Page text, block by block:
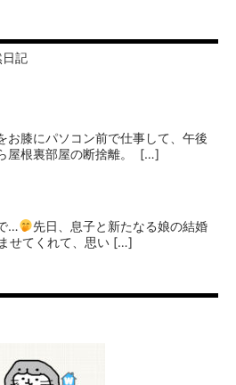
日記
お膝にパソコン前で仕事して、午後
屋根裏部屋の断捨離。⁡ ⁡ […]
…
⁡⁡先日、息子と新たなる娘の結婚
せてくれて、思い […]